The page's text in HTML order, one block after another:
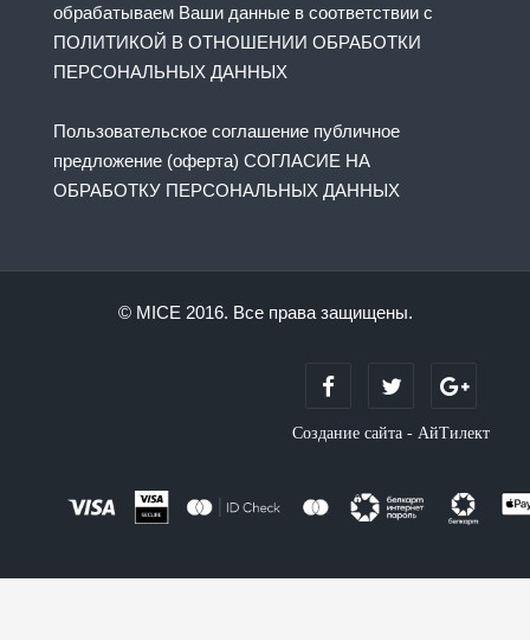
обрабатываем Ваши данные в соответствии с
ПОЛИТИКОЙ В ОТНОШЕНИИ ОБРАБОТКИ
ПЕРСОНАЛЬНЫХ ДАННЫХ
Пользовательское соглашение публичное
предложение (оферта) СОГЛАСИЕ НА
ОБРАБОТКУ ПЕРСОНАЛЬНЫХ ДАННЫХ
© MICE 2016. Все права защищены.
Создание сайта - АйТилект